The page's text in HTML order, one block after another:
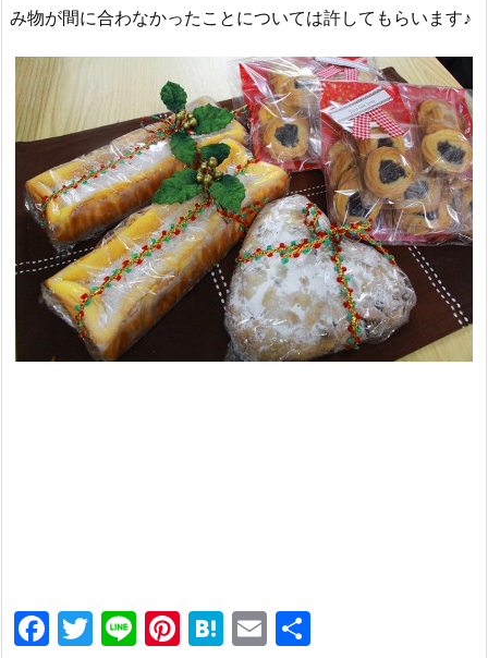
み物が間に合わなかったことについては許してもらいます♪
F
T
Li Pi H
E